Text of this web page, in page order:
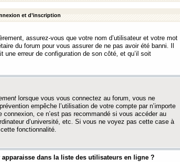
et d’inscription
assurez-vous que votre nom d’utilisateur et votre mot
du forum pour vous assurer de ne pas avoir été banni. Il
erreur de configuration de son côté, et qu’il soit
lorsque vous vous connectez au forum, vous ne
empêche l’utilisation de votre compte par n’importe
ce n’est pas recommandé si vous accéder au
d’université, etc. Si vous ne voyez pas cette case à
fonctionnalité.
dans la liste des utilisateurs en ligne ?